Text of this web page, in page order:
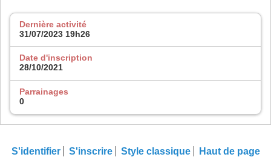
Dernière activité
31/07/2023 19h26
Date d'inscription
28/10/2021
Parrainages
0
S'identifier S'inscrire Style classique Haut de page